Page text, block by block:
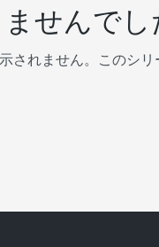
せんでし
されません。このシ